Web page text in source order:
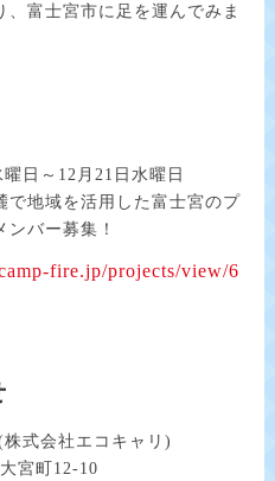
、富士宮市に足を運んでみま
日～12月21日水曜日
で地域を活用した富士宮のプ
バー募集！
fire.jp/projects/view/6
式会社エコキャリ)
宮町12-10